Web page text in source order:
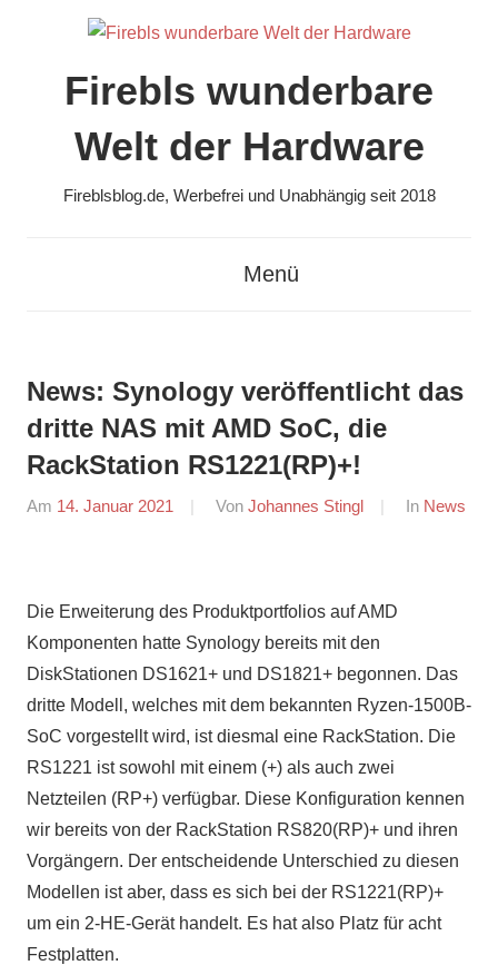
springenFirebls wunderbare
Welt der Hardware
Fireblsblog.de, Werbefrei und Unabhängig seit 2018
Menü
News: Synology veröffentlicht das
dritte NAS mit AMD SoC, die
RackStation RS1221(RP)+!
Am 14. Januar 2021 Von Johannes Stingl In News
Die Erweiterung des Produktportfolios auf AMD
Komponenten hatte Synology bereits mit den
DiskStationen DS1621+ und DS1821+ begonnen. Das
dritte Modell, welches mit dem bekannten Ryzen-1500B-
SoC vorgestellt wird, ist diesmal eine RackStation. Die
RS1221 ist sowohl mit einem (+) als auch zwei
Netzteilen (RP+) verfügbar. Diese Konfiguration kennen
wir bereits von der RackStation RS820(RP)+ und ihren
Vorgängern. Der entscheidende Unterschied zu diesen
Modellen ist aber, dass es sich bei der RS1221(RP)+
um ein 2-HE-Gerät handelt. Es hat also Platz für acht
Festplatten.